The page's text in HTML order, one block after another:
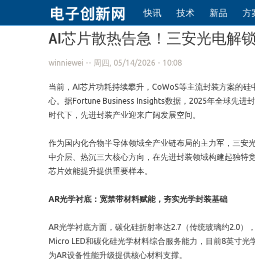
跳转到主要内容
快讯 技术 新品 方
AI芯片散热告急！三安光电解
winniewei -- 周四, 05/14/2026 - 10:08
当前，AI芯片功耗持续攀升，CoWoS等主流封装方案的
心。据Fortune Business Insights数据，2025年全球先进
时代下，先进封装产业迎来广阔发展空间。
作为国内化合物半导体领域全产业链布局的主力军，三安
中介层、热沉三大核心方向，在先进封装领域构建起独特
芯片效能提升提供重要样本。
AR光学衬底：宽禁带材料赋能，夯实光学封装基础
AR光学衬底方面，碳化硅折射率达2.7（传统玻璃约2.0
Micro LED和碳化硅光学材料综合服务能力，目前8英寸
为AR设备性能升级提供核心材料支撑。